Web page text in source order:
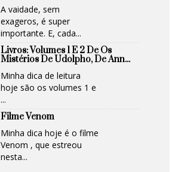
A vaidade, sem
exageros, é super
importante. E, cada...
Livros: Volumes 1 E 2 De Os
Mistérios De Udolpho, De Ann...
Minha dica de leitura
hoje são os volumes 1 e
...
Filme Venom
Minha dica hoje é o filme
Venom , que estreou
nesta...